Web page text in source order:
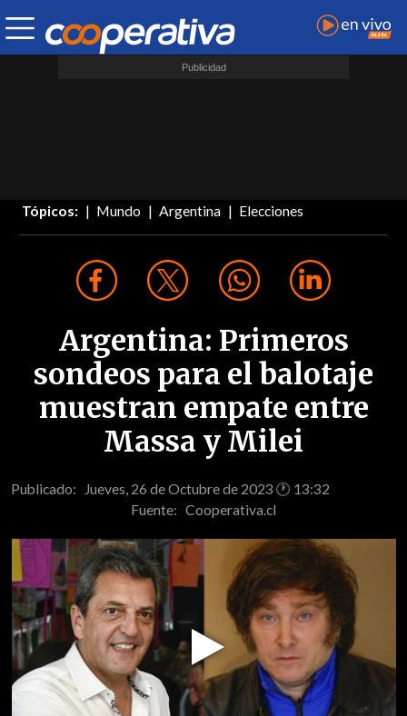
Tópicos: Mundo Argentina Elecciones
Argentina: Primeros
sondeos para el balotaje
muestran empate entre
Massa y Milei
Publicado: Jueves, 26 de Octubre de 2023 🕐 13:32
Fuente: Cooperativa.cl
Play
Video